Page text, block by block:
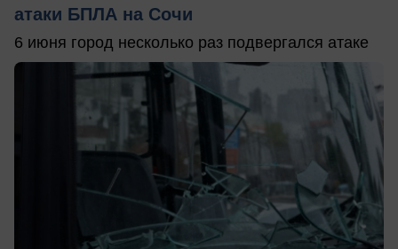
атаки БПЛА на Сочи
6 июня город несколько раз подвергался атаке